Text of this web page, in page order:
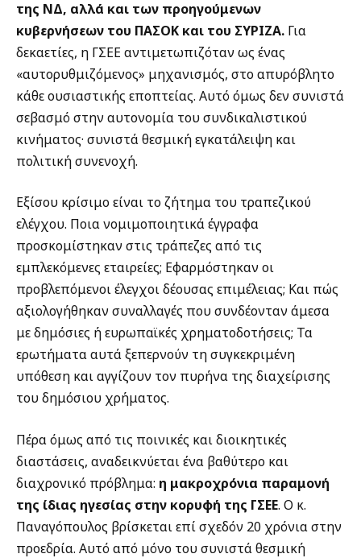
της ΝΔ, αλλά και των προηγούμενων
κυβερνήσεων του ΠΑΣΟΚ και του ΣΥΡΙΖΑ. Για
δεκαετίες, η ΓΣΕΕ αντιμετωπιζόταν ως ένας
«αυτορυθμιζόμενος» μηχανισμός, στο απυρόβλητο
κάθε ουσιαστικής εποπτείας. Αυτό όμως δεν συνιστά
σεβασμό στην αυτονομία του συνδικαλιστικού
κινήματος· συνιστά θεσμική εγκατάλειψη και
πολιτική συνενοχή.
Εξίσου κρίσιμο είναι το ζήτημα του τραπεζικού
ελέγχου. Ποια νομιμοποιητικά έγγραφα
προσκομίστηκαν στις τράπεζες από τις
εμπλεκόμενες εταιρείες; Εφαρμόστηκαν οι
προβλεπόμενοι έλεγχοι δέουσας επιμέλειας; Και πώς
αξιολογήθηκαν συναλλαγές που συνδέονταν άμεσα
με δημόσιες ή ευρωπαϊκές χρηματοδοτήσεις; Τα
ερωτήματα αυτά ξεπερνούν τη συγκεκριμένη
υπόθεση και αγγίζουν τον πυρήνα της διαχείρισης
του δημόσιου χρήματος.
Πέρα όμως από τις ποινικές και διοικητικές
διαστάσεις, αναδεικνύεται ένα βαθύτερο και
διαχρονικό πρόβλημα: η μακροχρόνια παραμονή
της ίδιας ηγεσίας στην κορυφή της ΓΣΕΕ. Ο κ.
Παναγόπουλος βρίσκεται επί σχεδόν 20 χρόνια στην
προεδρία. Αυτό από μόνο του συνιστά θεσμική